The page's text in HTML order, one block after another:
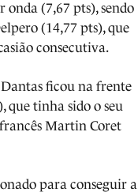
onda (7,67 pts), sendo
(14,77 pts), que
consecutiva.
Dantas ficou na frente
que tinha sido o seu
Martin Coret
para conseguir a